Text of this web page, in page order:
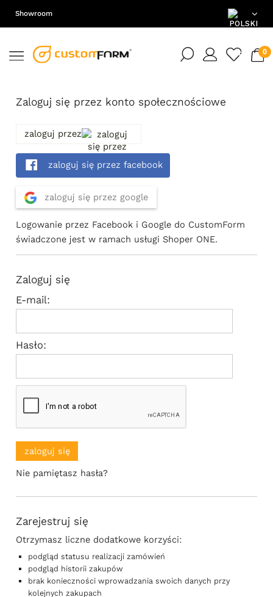
EN
PL
Showroom
Zaloguj się przez konto społecznościowe
zaloguj przez
zaloguj się przez facebook
zaloguj się przez google
Logowanie przez Facebook i Google do CustomForm
świadczone jest w ramach usługi Shoper ONE.
Zaloguj się
E-mail:
Hasło:
zaloguj się
Nie pamiętasz hasła?
Zarejestruj się
Otrzymasz liczne dodatkowe korzyści:
podgląd statusu realizacji zamówień
podgląd historii zakupów
brak konieczności wprowadzania swoich danych przy
kolejnych zakupach